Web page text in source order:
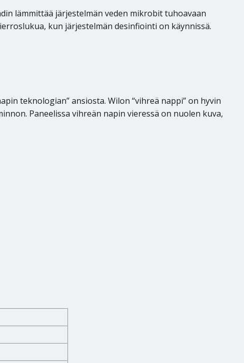
lämmittää järjestelmän veden mikrobit tuhoavaan
kun järjestelmän desinfiointi on käynnissä.
teknologian” ansiosta. Wilon “vihreä nappi” on hyvin
Paneelissa vihreän napin vieressä on nuolen kuva,